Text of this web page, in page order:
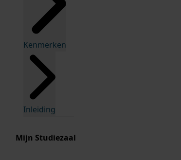
Kenmerken
Inleiding
Mijn Studiezaal